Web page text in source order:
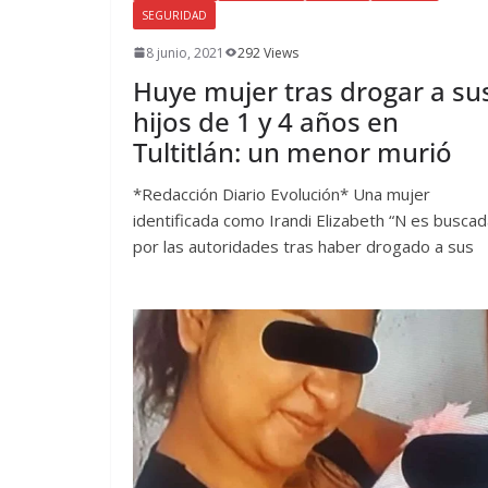
SEGURIDAD
8 junio, 2021 292 Views
Huye mujer tras drogar a
hijos de 1 y 4 años en
Tultitlán: un menor murió
*Redacción Diario Evolución* Una mujer
identificada como Irandi Elizabeth “N es
por las autoridades tras haber drogado a sus